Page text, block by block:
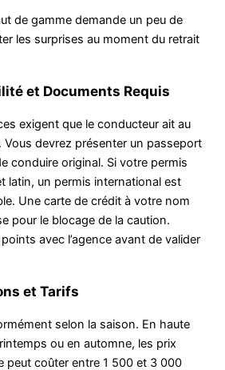
de gamme demande un peu de
les surprises au moment du retrait
et Documents Requis
exigent que le conducteur ait au
devrez présenter un passeport
conduire original. Si votre permis
latin, un permis international est
Une carte de crédit à votre nom
pour le blocage de la caution.
avec l’agence avant de valider
et Tarifs
selon la saison. En haute
ou en automne, les prix
peut coûter entre 1 500 et 3 000